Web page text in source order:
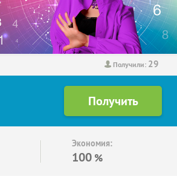
Получили: 29
Экономия:
100 %